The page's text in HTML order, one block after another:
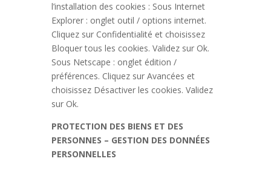
l’installation des cookies : Sous Internet
Explorer : onglet outil / options internet.
Cliquez sur Confidentialité et choisissez
Bloquer tous les cookies. Validez sur Ok.
Sous Netscape : onglet édition /
préférences. Cliquez sur Avancées et
choisissez Désactiver les cookies. Validez
sur Ok.
PROTECTION DES BIENS ET DES
PERSONNES – GESTION DES DONNÉES
PERSONNELLES